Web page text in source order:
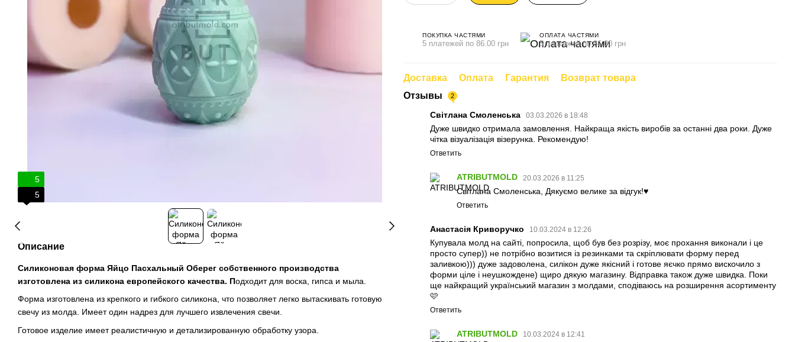
5
5
Описание
Силиконовая форма Яйцо Пасхальный Оберег собственного производства
изготовлена из силикона европейского качества. Подходит для воска, гипса и мыла.
Форма изготовлена из крепкого и гибкого силикона, что позволяет легко вытаскивать готовую
свечу из молда. Имеет один надрез для лучшего извлечения свечи.
Готовое изделие имеет реалистичную и детализированную обработку узора.
ПОКУПКА ЧАСТЯМИ
5 платежей по 86.00 грн
ОПЛАТА ЧАСТЯМИ
5 платежей по 86.00 грн
Доставка Оплата Гарантия
Возврат товара
Отзывы
2
Світлана Смоленська 03.03.2026 в 18:48
Дуже швидко отримала замовлення. Найкраща якість виробів за останні два роки. Дуже
чітка візуалізація візерунка. Рекомендую!
Ответить
ATRIBUTMOLD 20.03.2026 в 11:25
Світлана Смоленська, Дякуємо велике за відгук!♥️
Ответить
Анастасія Криворучко 10.03.2024 в 12:26
Купувала молд на сайті, попросила, щоб був без розрізу, моє прохання виконали і це
просто супер)) не потрібно возитися із резинками та скріплювати форму перед
заливкою))) дуже задоволена, силікон дуже якісний і готове яєчко прямо вискочило з
форми ціле і неушкождене) щиро дякую магазину. Відправка також дуже швидка. Поки
ще найкращий український магазин з молдами, сподіваюсь на розширення асортименту
🩷
Ответить
ATRIBUTMOLD 10.03.2024 в 12:41